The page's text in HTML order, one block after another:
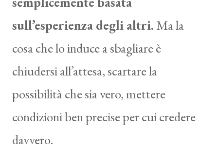
sull’esperienza degli altri. Ma la
cosa che lo induce a sbagliare è
chiudersi all’attesa, scartare la
possibilità che sia vero, mettere
condizioni ben precise per cui credere
davvero.